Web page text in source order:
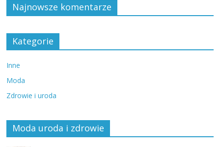
Najnowsze komentarze
Kategorie
Inne
Moda
Zdrowie i uroda
Moda uroda i zdrowie